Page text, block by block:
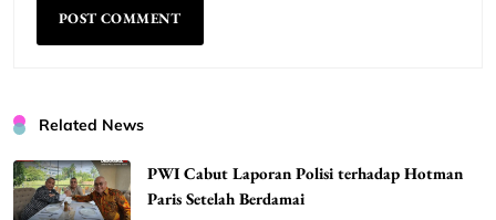
Related News
PWI Cabut Laporan Polisi terhadap Hotman
Paris Setelah Berdamai